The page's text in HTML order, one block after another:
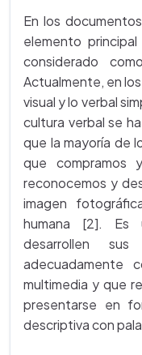
En los
elemento
considerado
Actualmente, en
visual y lo verbal
cultura verbal se
que la mayoría de
que
reconocemos y
imagen
humana [2]. Es
desarrollen
adecuadamente
multimedia y que
presentarse en
descriptiva con